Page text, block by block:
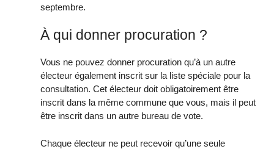
septembre.
À qui donner procuration ?
Vous ne pouvez donner procuration qu’à un autre
électeur également inscrit sur la liste spéciale pour la
consultation. Cet électeur doit obligatoirement être
inscrit dans la même commune que vous, mais il peut
être inscrit dans un autre bureau de vote.
Chaque électeur ne peut recevoir qu’une seule